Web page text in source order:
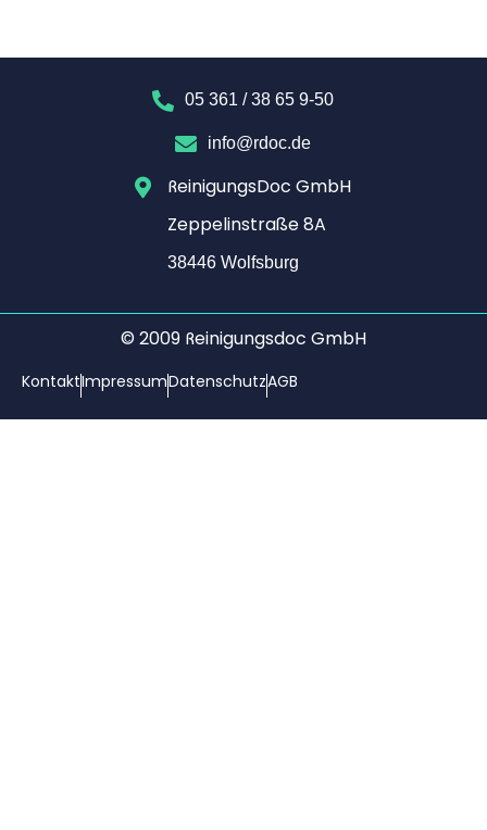
05 361 / 38 65 9-50
info@rdoc.de
ReinigungsDoc GmbH
Zeppelinstraße 8A
38446 Wolfsburg​
© 2009 Reinigungsdoc GmbH
KontaktImpressumDatenschutzAGB